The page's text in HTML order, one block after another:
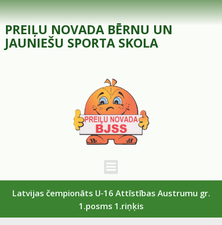
Skip
to
content
PREIĻU NOVADA BĒRNU UN
JAUNIEŠU SPORTA SKOLA
Latvijas čempionāts U-16 Attīstības Austrumu gr.
1.posms 1.riņķis